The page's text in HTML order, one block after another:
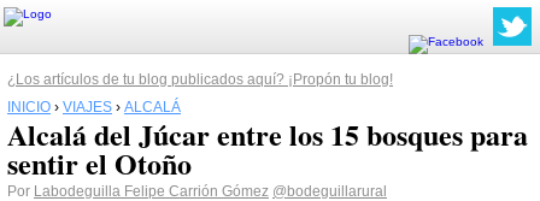
¿Los artículos de tu blog publicados aquí? ¡Propón tu blog!
INICIO › VIAJES › ALCALÁ
Alcalá del Júcar entre los 15 bosques para
sentir el Otoño
Por Labodeguilla Felipe Carrión Gómez @bodeguillarural